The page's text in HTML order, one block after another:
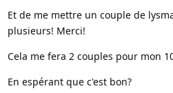
Et de me mettre un couple de
plusieurs! Merci!
Cela me fera 2 couples pour mon
En espérant que c'est bon?